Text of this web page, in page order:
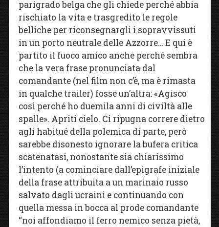
parigrado belga che gli chiede perché abbia
rischiato la vita e trasgredito le regole
belliche per riconsegnargli i sopravvissuti
in un porto neutrale delle Azzorre… E qui è
partito il fuoco amico anche perché sembra
che la vera frase pronunciata dal
comandante (nel film non c’è, ma è rimasta
in qualche trailer) fosse un’altra: «Agisco
così perché ho duemila anni di civiltà alle
spalle». Apriti cielo. Ci ripugna correre dietro
agli habitué della polemica di parte, però
sarebbe disonesto ignorare la bufera critica
scatenatasi, nonostante sia chiarissimo
l’intento (a cominciare dall’epigrafe iniziale
della frase attribuita a un marinaio russo
salvato dagli ucraini e continuando con
quella messa in bocca al prode comandante
“noi affondiamo il ferro nemico senza pietà,